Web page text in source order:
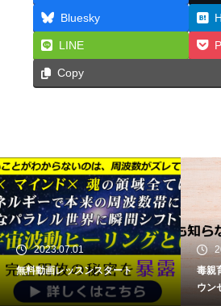
Bluesky
LINE
Copy
2023.07.01
無料動画レッスンスタート
毒親
ウン